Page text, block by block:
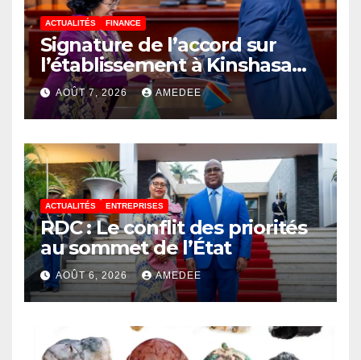
ACTUALITÉS FINANCE
Signature de l’accord sur
l’établissement à Kinshasa
du bureau-pays de l’Agence
de développement de
l’Union africaine–Nouveau
Partenariat pour le
développement de l’Afrique
(AUDA-NEPAD)
AOÛT 7, 2026 AMEDEE
ACTUALITÉS ENTREPRISES
RDC : Le conflit des priorités
au sommet de l’État
AOÛT 6, 2026 AMEDEE